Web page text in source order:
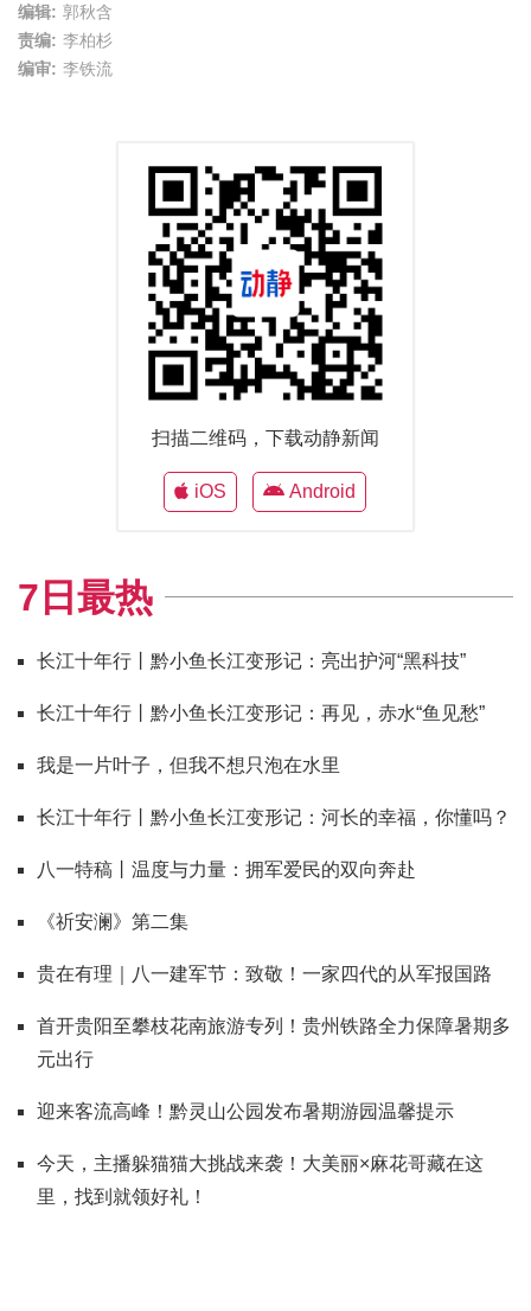
编辑: 郭秋含
责编: 李柏杉
编审: 李铁流
扫描二维码，下载动静新闻
iOS Android
7日最热
长江十年行丨黔小鱼长江变形记：亮出护河“黑科技”
长江十年行丨黔小鱼长江变形记：再见，赤水“鱼见愁”
我是一片叶子，但我不想只泡在水里
长江十年行丨黔小鱼长江变形记：河长的幸福，你懂吗？
八一特稿丨温度与力量：拥军爱民的双向奔赴
《祈安澜》第二集
贵在有理｜八一建军节：致敬！一家四代的从军报国路
首开贵阳至攀枝花南旅游专列！贵州铁路全力保障暑期多
元出行
迎来客流高峰！黔灵山公园发布暑期游园温馨提示
今天，主播躲猫猫大挑战来袭！大美丽×麻花哥藏在这
里，找到就领好礼！